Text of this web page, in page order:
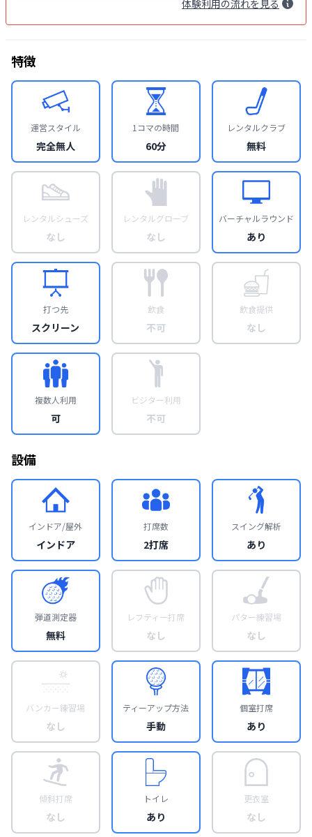
体験利用 の流れを見る
特徴
運営スタイル
完全無人
1コマの時間
60分
レンタルクラブ
無料
レンタルシューズ
なし
レンタルグローブ
なし
バーチャルラウンド
あり
打つ先
スクリーン
飲食
不可
飲食提供
なし
複数人利用
可
ビジター利用
不可
設備
インドア/屋外
インドア
打席数
2打席
スイング解析
あり
弾道測定器
無料
レフティー打席
なし
パター練習場
なし
バンカー練習場
なし
ティーアップ方法
手動
個室打席
あり
傾斜打席
なし
トイレ
あり
更衣室
なし